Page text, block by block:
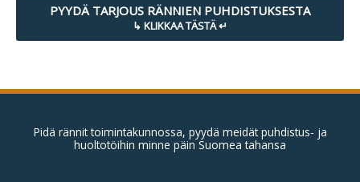
PYYDÄ TARJOUS RÄNNIEN PUHDISTUKSESTA
Pidä rännit toimintakunnossa, pyydä meidät puhdistus- ja
huoltotöihin minne päin Suomea tahansa